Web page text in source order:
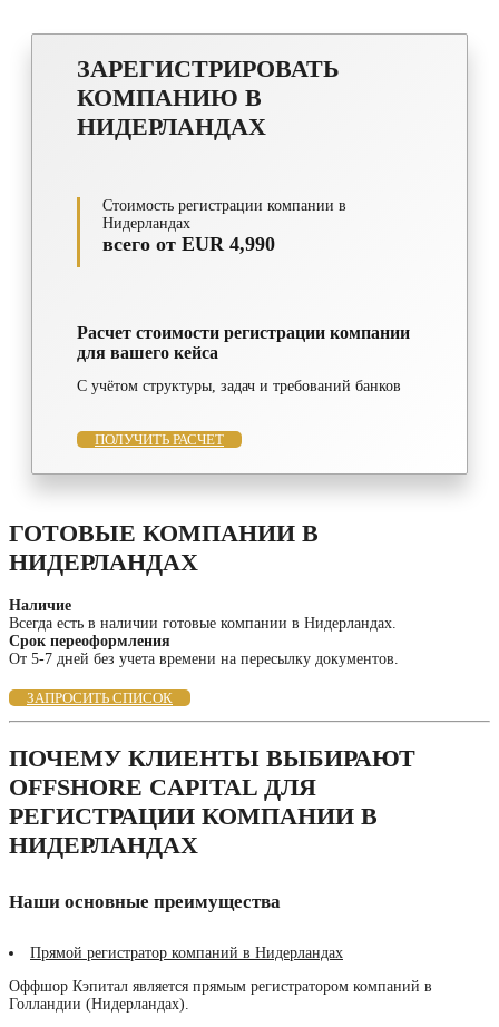
ЗАРЕГИСТРИРОВАТЬ
КОМПАНИЮ В
НИДЕРЛАНДАХ
Стоимость регистрации компании в
Нидерландах
всего от EUR 4,990
Расчет стоимости регистрации компании
для вашего кейса
С учётом структуры, задач и требований банков
ПОЛУЧИТЬ РАСЧЕТ
ГОТОВЫЕ КОМПАНИИ В
НИДЕРЛАНДАХ
Наличие
Всегда есть в наличии готовые компании в Нидерландах.
Срок переоформления
От 5-7 дней без учета времени на пересылку документов.
ЗАПРОСИТЬ СПИСОК
ПОЧЕМУ КЛИЕНТЫ ВЫБИРАЮТ
OFFSHORE CAPITAL ДЛЯ
РЕГИСТРАЦИИ КОМПАНИИ В
НИДЕРЛАНДАХ
Наши основные преимущества
Прямой регистратор компаний в Нидерландах
Оффшор Кэпитал является прямым регистратором компаний в
Голландии (Нидерландах).